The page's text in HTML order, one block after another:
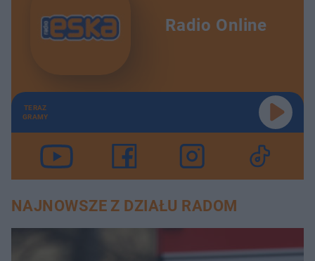
Radio Online
TERAZ
GRAMY
NAJNOWSZE Z DZIAŁU RADOM